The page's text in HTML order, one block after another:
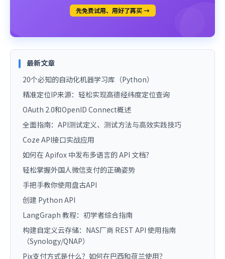
先免费试用、用好了再买 →
最新文章
20个必知的自动化机器学习库（Python）
精准定位IP来源：轻松实现高德经纬度定位查询
OAuth 2.0和OpenID Connect概述
全面指南：API测试定义、测试方法与高效实践技巧
Coze API接口实战应用
如何在 Apifox 中发布多语言的 API 文档？
轻松掌握外国人微信支付的正确姿势
手把手教你使用盘古API
创建 Python API
LangGraph 教程：初学者综合指南
构建自定义云存储：NAS厂商 REST API 使用指南
（Synology/QNAP）
Pix支付方式是什么？如何在巴西和荷兰使用？